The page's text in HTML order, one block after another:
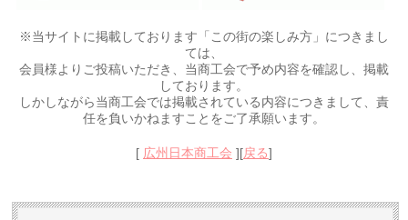
※当サイトに掲載しております「この街の楽しみ方」につきまし
ては、
会員様よりご投稿いただき、当商工会で予め内容を確認し、掲載
しております。
しかしながら当商工会では掲載されている内容につきまして、責
任を負いかねますことをご了承願います。
[ 広州日本商工会 ][戻る]